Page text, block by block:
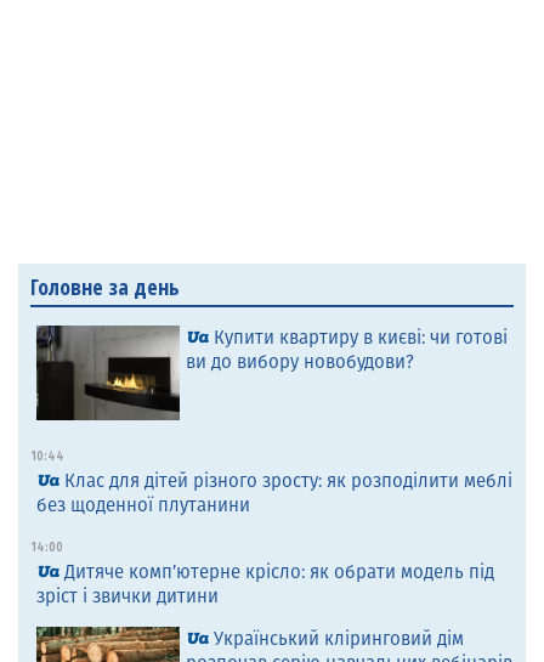
Головне за день
Купити квартиру в києві: чи готові
ви до вибору новобудови?
10:44
Клас для дітей різного зросту: як розподілити меблі
без щоденної плутанини
14:00
Дитяче комп’ютерне крісло: як обрати модель під
зріст і звички дитини
Український кліринговий дім